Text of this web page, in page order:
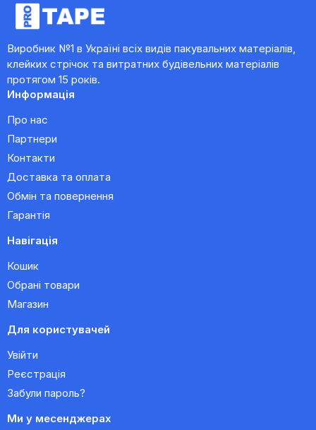
Виробник №1 в Україні всіх видів пакувальних матеріалів,
клейких стрічок та витратних будівельних матеріалів
протягом 15 років.
Информація
Про нас
Партнери
Контакти
Доставка та оплата
Обмін та повернення
Гарантія
Навігація
Кошик
Обрані товари
Магазин
Для користувачей
Увійти
Реєстрація
Забули пароль?
Ми у месенджерах